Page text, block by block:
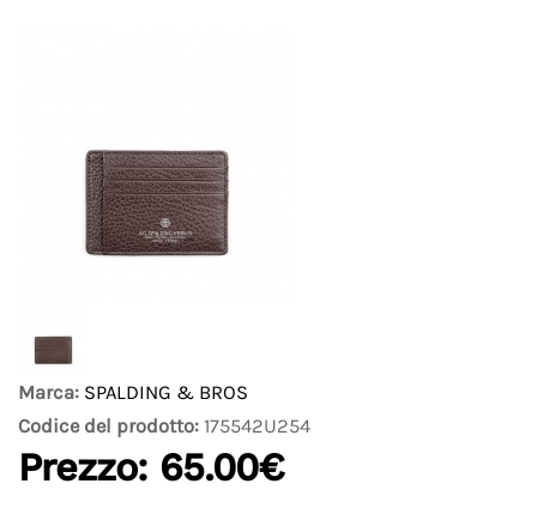
Marca: SPALDING & BROS
Codice del prodotto: 175542U254
Prezzo: 65.00€